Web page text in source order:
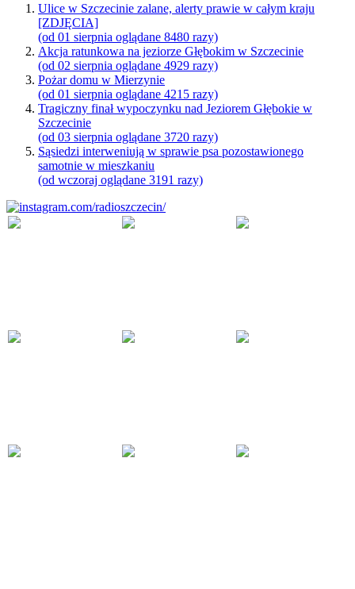
Ulice w Szczecinie zalane, alerty prawie w całym kraju
[ZDJĘCIA]
(od 01 sierpnia oglądane 8480 razy)
Akcja ratunkowa na jeziorze Głębokim w Szczecinie
(od 02 sierpnia oglądane 4929 razy)
Pożar domu w Mierzynie
(od 01 sierpnia oglądane 4215 razy)
Tragiczny finał wypoczynku nad Jeziorem Głębokie w
Szczecinie
(od 03 sierpnia oglądane 3720 razy)
Sąsiedzi interweniują w sprawie psa pozostawionego
samotnie w mieszkaniu
(od wczoraj oglądane 3191 razy)